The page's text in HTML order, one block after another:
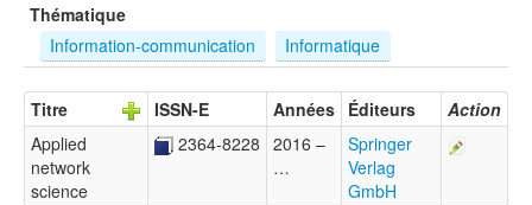
Recherche
avancée
EN
ES
?
Thématique
Information-communication
Informatique
Titre ISSN-E Années Éditeurs
Action
Applied
network
science
2364-8228 2016 –
…
Springer
Verlag
GmbH